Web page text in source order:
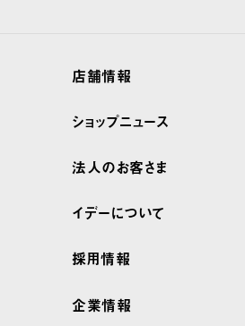
店舗情報
ショップニュース
法人のお客さま
イデーについて
採用情報
企業情報